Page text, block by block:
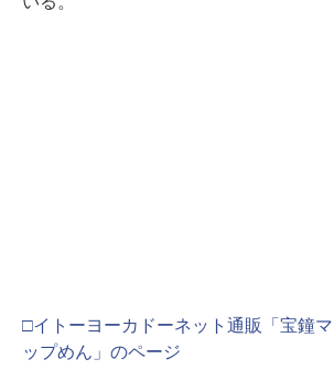
□イトーヨーカドーネット通販「宝鐘
ップめん」のページ